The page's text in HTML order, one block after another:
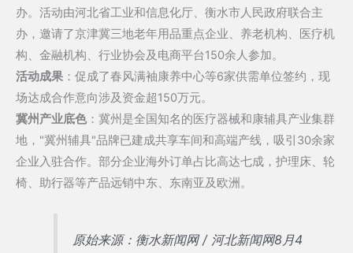
办。活动由河北省工业和信息化厅、衡水市人民政府联合主
办，邀请了京津冀三地老年用品重点企业、养老机构、医疗机
构、金融机构、行业协会及电商平台150余人参加。
活动成果 ：促成了春风满袖康养中心等6家供需单位签约，现
场达成合作意向涉及资金超150万元。
冀州产业底色：冀州是全国知名的医疗器械和康辅具产业集群
地，"冀州辅具"品牌已建成共享车间和高端产线，吸引30余家
企业入驻合作。部分企业海外订单占比高达七成，护理床、轮
椅、助行器等产品远销中东、东南亚及欧洲。
原始来源：衡水新闻网 / 河北新闻网8月4